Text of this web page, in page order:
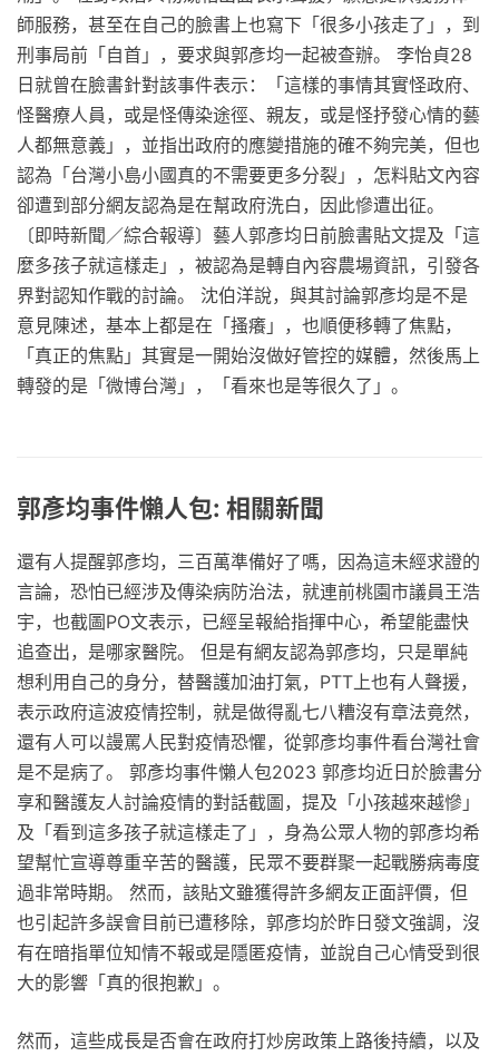
師服務，甚至在自己的臉書上也寫下「很多小孩走了」，到
刑事局前「自首」，要求與郭彥均一起被查辦。 李怡貞28
日就曾在臉書針對該事件表示：「這樣的事情其實怪政府、
怪醫療人員，或是怪傳染途徑、親友，或是怪抒發心情的藝
人都無意義」，並指出政府的應變措施的確不夠完美，但也
認為「台灣小島小國真的不需要更多分裂」，怎料貼文內容
卻遭到部分網友認為是在幫政府洗白，因此慘遭出征。
〔即時新聞／綜合報導〕藝人郭彥均日前臉書貼文提及「這
麼多孩子就這樣走」，被認為是轉自內容農場資訊，引發各
界對認知作戰的討論。 沈伯洋說，與其討論郭彥均是不是
意見陳述，基本上都是在「搔癢」，也順便移轉了焦點，
「真正的焦點」其實是一開始沒做好管控的媒體，然後馬上
轉發的是「微博台灣」，「看來也是等很久了」。
郭彥均事件懶人包: 相關新聞
還有人提醒郭彥均，三百萬準備好了嗎，因為這未經求證的
言論，恐怕已經涉及傳染病防治法，就連前桃園市議員王浩
宇，也截圖PO文表示，已經呈報給指揮中心，希望能盡快
追查出，是哪家醫院。 但是有網友認為郭彥均，只是單純
想利用自己的身分，替醫護加油打氣，PTT上也有人聲援，
表示政府這波疫情控制，就是做得亂七八糟沒有章法竟然，
還有人可以謾罵人民對疫情恐懼，從郭彥均事件看台灣社會
是不是病了。 郭彥均事件懶人包2023 郭彥均近日於臉書分
享和醫護友人討論疫情的對話截圖，提及「小孩越來越慘」
及「看到這多孩子就這樣走了」，身為公眾人物的郭彥均希
望幫忙宣導尊重辛苦的醫護，民眾不要群聚一起戰勝病毒度
過非常時期。 然而，該貼文雖獲得許多網友正面評價，但
也引起許多誤會目前已遭移除，郭彥均於昨日發文強調，沒
有在暗指單位知情不報或是隱匿疫情，並說自己心情受到很
大的影響「真的很抱歉」。
然而，這些成長是否會在政府打炒房政策上路後持續，以及